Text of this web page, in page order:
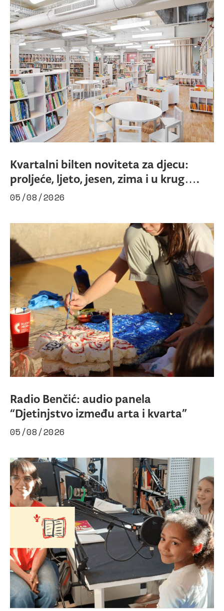
Kvartalni bilten noviteta za djecu:
proljeće, ljeto, jesen, zima i u krug….
05/08/2026
Radio Benčić: audio panela
“Djetinjstvo između arta i kvarta”
05/08/2026